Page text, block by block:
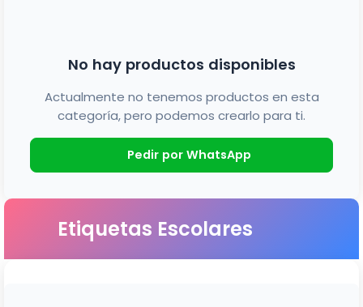
No hay productos disponibles
Actualmente no tenemos productos en esta
categoría, pero podemos crearlo para ti.
Pedir por WhatsApp
Etiquetas Escolares